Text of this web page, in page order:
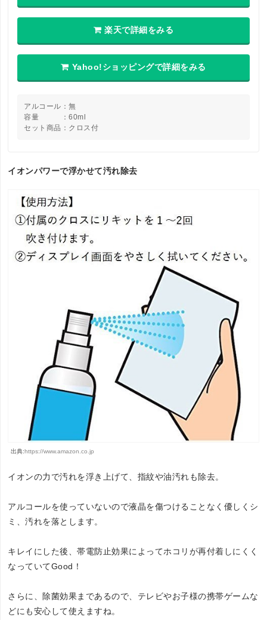
楽天で詳細をみる
Yahoo!ショッピングで詳細をみる
アルコール：無
容量 ：60ml
セット商品：クロス付
イオンパワーで浮かせて汚れ除去
出典:https://www.amazon.co.jp
イオンの力で汚れを浮き上げて、指紋や油汚れも除去。
アルコールを使っていないので液晶を傷つけることなく優しくシ
ミ、汚れを落とします。
キレイにした後、帯電防止効果によってホコリが再付着しにくく
なっていてGood！
さらに、除菌効果まであるので、テレビやお子様の携帯ゲームな
どにも安心して使えますね。